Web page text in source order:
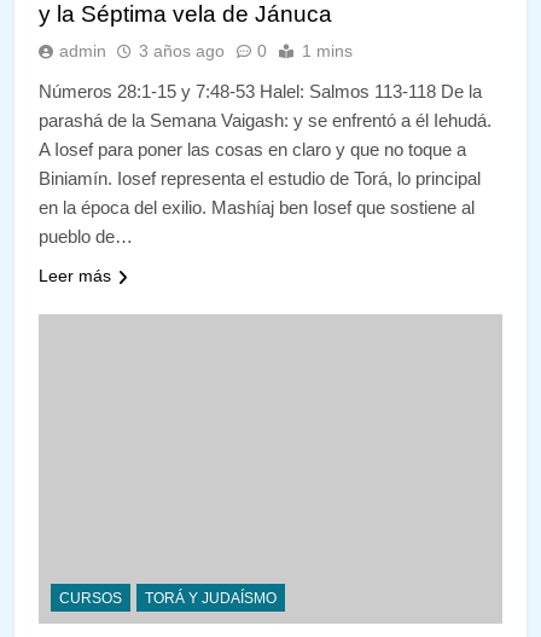
y la Séptima vela de Jánuca
admin 3 años ago 0 1 mins
Números 28:1-15 y 7:48-53 Halel: Salmos 113-118 De la
parashá de la Semana Vaigash: y se enfrentó a él Iehudá.
A Iosef para poner las cosas en claro y que no toque a
Biniamín. Iosef representa el estudio de Torá, lo principal
en la época del exilio. Mashíaj ben Iosef que sostiene al
pueblo de…
Leer más
CURSOS TORÁ Y JUDAÍSMO